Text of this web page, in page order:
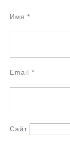
Имя *
Email *
Сайт